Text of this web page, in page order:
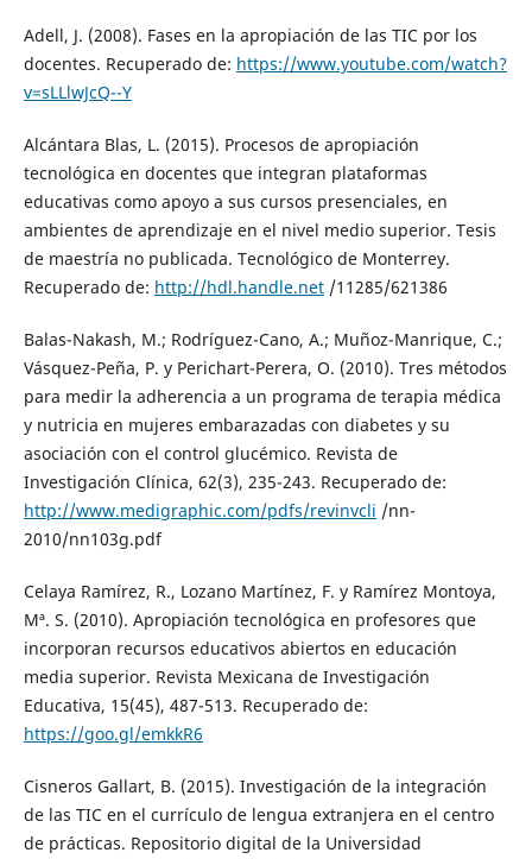
Adell, J. (2008). Fases en la apropiación de las TIC por los
docentes. Recuperado de: https://www.youtube.com/watch?
v=sLLlwJcQ--Y
Alcántara Blas, L. (2015). Procesos de apropiación
tecnológica en docentes que integran plataformas
educativas como apoyo a sus cursos presenciales, en
ambientes de aprendizaje en el nivel medio superior. Tesis
de maestría no publicada. Tecnológico de Monterrey.
Recuperado de: http://hdl.handle.net/11285/621386
Balas-Nakash, M.; Rodríguez-Cano, A.; Muñoz-Manrique, C.;
Vásquez-Peña, P. y Perichart-Perera, O. (2010). Tres métodos
para medir la adherencia a un programa de terapia médica
y nutricia en mujeres embarazadas con diabetes y su
asociación con el control glucémico. Revista de
Investigación Clínica, 62(3), 235-243. Recuperado de:
http://www.medigraphic.com/pdfs/revinvcli /nn-
2010/nn103g.pdf
Celaya Ramírez, R., Lozano Martínez, F. y Ramírez Montoya,
Mª. S. (2010). Apropiación tecnológica en profesores que
incorporan recursos educativos abiertos en educación
media superior. Revista Mexicana de Investigación
Educativa, 15(45), 487-513. Recuperado de:
https://goo.gl/emkkR6
Cisneros Gallart, B. (2015). Investigación de la integración
de las TIC en el currículo de lengua extranjera en el centro
de prácticas. Repositorio digital de la Universidad